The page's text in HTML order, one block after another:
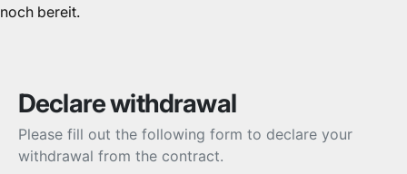
noch bereit.
Declare withdrawal
Please fill out the following form to declare your
withdrawal from the contract.